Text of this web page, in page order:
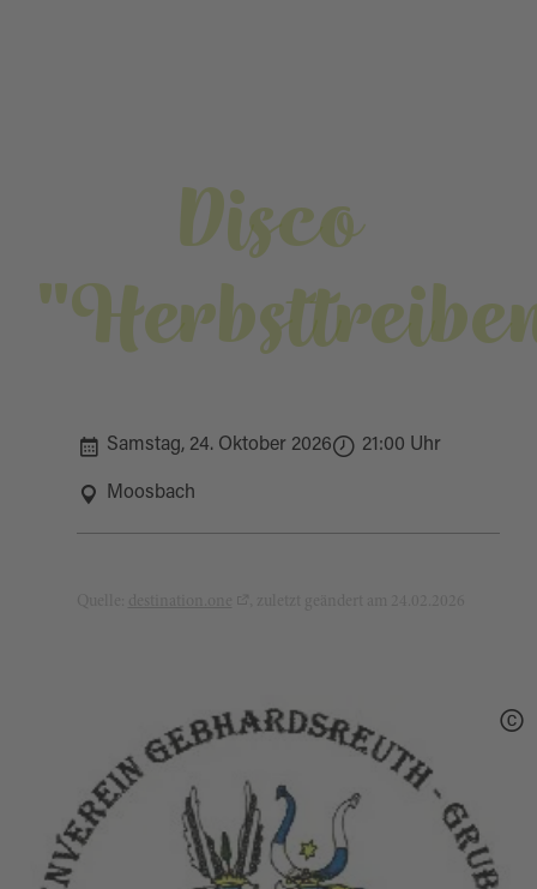
Disco
Samstag, 24. Oktober 2026 21:00 Uhr
Moosbach